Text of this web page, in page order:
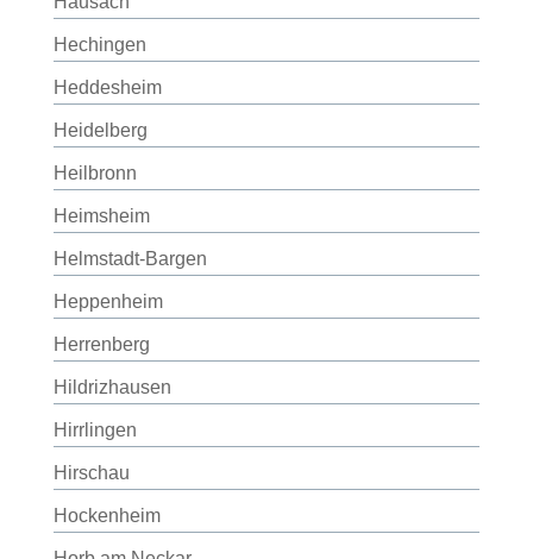
Hechingen
Heddesheim
Heidelberg
Heilbronn
Heimsheim
Helmstadt-Bargen
Heppenheim
Herrenberg
Hildrizhausen
Hirrlingen
Hirschau
Hockenheim